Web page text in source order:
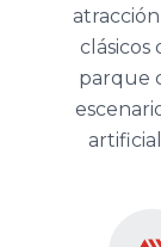
clásicos
parque